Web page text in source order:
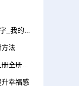
全球热资讯！我们这一家作文300字_我的家庭优秀作文10篇
方法
天天热点评！人教版一年级语文上册全册教案
幸福感